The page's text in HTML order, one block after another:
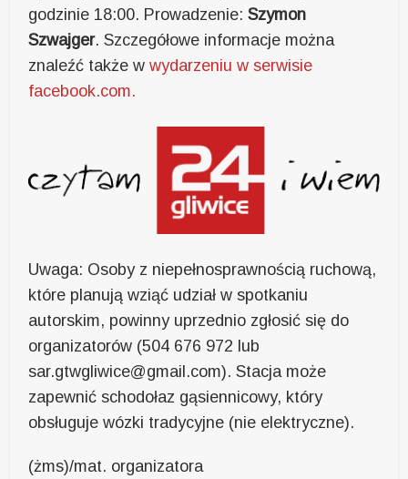
godzinie 18:00. Prowadzenie:Szymon
Szwajger. Szczegółowe informacje można
znaleźć także wwydarzeniu w serwisie
facebook.com.
Uwaga: Osoby z niepełnosprawnością ruchową,
które planują wziąć udział w spotkaniu
autorskim, powinny uprzednio zgłosić się do
organizatorów (504 676 972 lub
sar.gtwgliwice@gmail.com). Stacja może
zapewnić schodołaz gąsiennicowy, który
obsługuje wózki tradycyjne (nie elektryczne).
(żms)/mat. organizatora